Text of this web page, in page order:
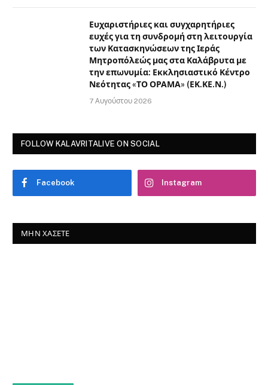
Ευχαριστήριες και συγχαρητήριες
ευχές για τη συνδρομή στη λειτουργία
των Κατασκηνώσεων της Ιεράς
Μητροπόλεώς μας στα Καλάβρυτα με
την επωνυμία: Εκκλησιαστικό Κέντρο
Νεότητας «ΤΟ ΟΡΑΜΑ» (ΕΚ.ΚΕ.Ν.)
7 Αυγούστου 2026
FOLLOW KALAVRITALIVE ON SOCIAL
Facebook Instagram
ΜΗΝ ΧΆΣΕΤΕ